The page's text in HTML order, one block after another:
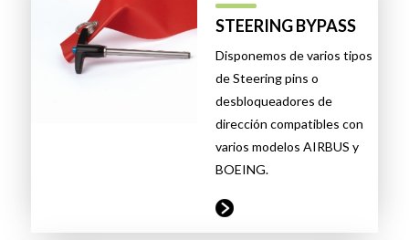
STEERING BYPASS
Disponemos de varios tipos
de Steering pins o
desbloqueadores de
dirección compatibles con
varios modelos AIRBUS y
BOEING.